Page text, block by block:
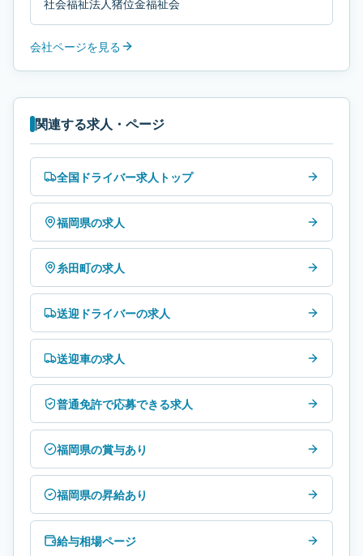
社会福祉法人猪位金福祉会
会社ページを見る
関連する求人・ページ
全国ドライバー求人トップ
福岡県の求人
糸田町の求人
送迎ドライバーの求人
送迎車の求人
普通免許で応募できる求人
福岡県の賞与あり
福岡県の昇給あり
給与相場ページ